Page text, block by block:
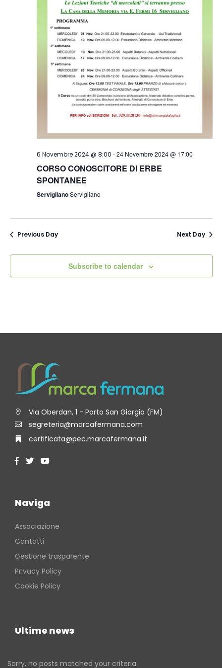
6 Novembre 2024 @ 8:00 -24 Novembre 2024 @ 17:00
CORSO CONOSCITORE DI ERBE
SPONTANEE
ServiglianoServigliano
Previous Day Next Day
Subscribe to calendar
Via Oberdan, 1 - Porto San Giorgio (FM)
segreteria@marcafermana.com
certificata@pec.marcafermana.it
Naviga
Associazione
Contatti
Gestione trasparente
Privacy Policy
Cookie Policy
Ultime news
Sorry, no posts matched your criteria.